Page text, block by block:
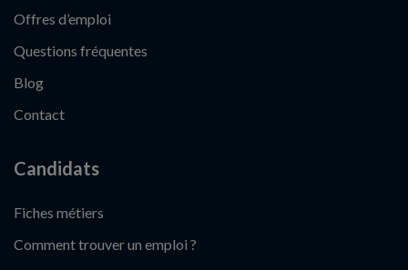
Offres d’emploi
Questions fréquentes
Blog
Contact
Candidats
Fiches métiers
Comment trouver un emploi ?